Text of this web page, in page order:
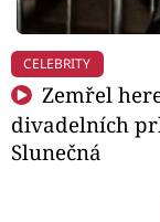
CELEBRITY
Zemřel
divadelních
Slunečná